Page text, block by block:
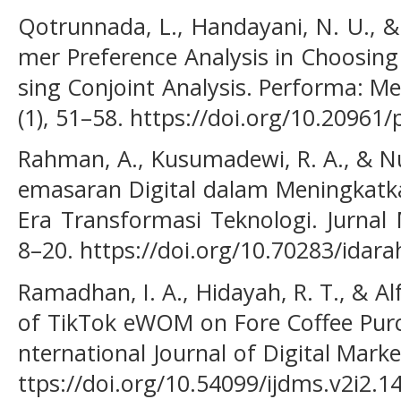
Qotrunnada, L., Handayani, N. U.,
mer Preference Analysis in
sing Conjoint Analysis. Performa:
(1), 51–58. https://doi.org/
Rahman, A., Kusumadewi, R. A., &
emasaran Digital dalam
Era Transformasi Teknologi. Jurnal
8–20. https://doi.org/10.70283/
Ramadhan, I. A., Hidayah, R. T., &
of TikTok eWOM on Fore Coffee
nternational Journal of Digital
ttps://doi.org/10.54099/